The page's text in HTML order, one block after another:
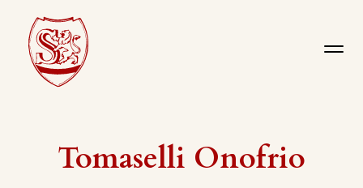
Tomaselli Onofrio